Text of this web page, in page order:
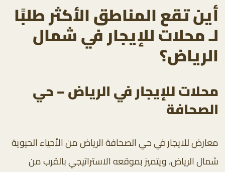
أين تقع المناطق الأكثر طلبًا
لـ محلات للإيجار في شمال
الرياض؟
محلات للإيجار في الرياض – حي
الصحافة
معارض للايجار في حي الصحافة الرياض من الأحياء الحيوية
شمال الرياض، ويتميز بموقعه الاستراتيجي بالقرب من